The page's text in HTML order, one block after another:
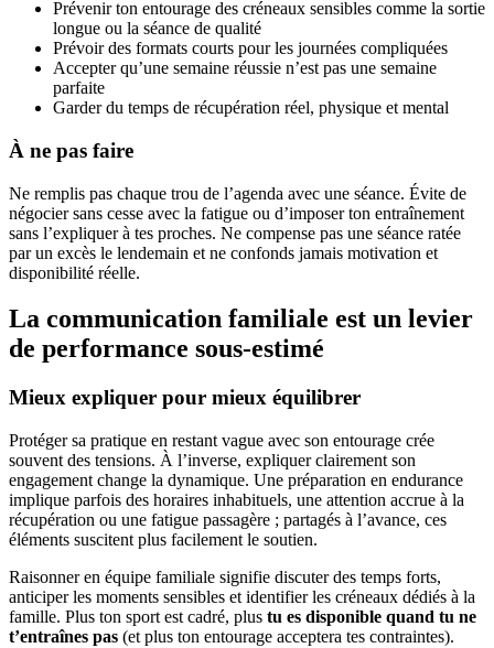
Prévenir ton entourage des créneaux sensibles comme la sortie
longue ou la séance de qualité
Prévoir des formats courts pour les journées compliquées
Accepter qu’une semaine réussie n’est pas une semaine
parfaite
Garder du temps de récupération réel, physique et mental
À ne pas faire
Ne remplis pas chaque trou de l’agenda avec une séance. Évite de
négocier sans cesse avec la fatigue ou d’imposer ton entraînement
sans l’expliquer à tes proches. Ne compense pas une séance ratée
par un excès le lendemain et ne confonds jamais motivation et
disponibilité réelle.
La communication familiale est un levier
de performance sous-estimé
Mieux expliquer pour mieux équilibrer
Protéger sa pratique en restant vague avec son entourage crée
souvent des tensions. À l’inverse, expliquer clairement son
engagement change la dynamique. Une préparation en endurance
implique parfois des horaires inhabituels, une attention accrue à la
récupération ou une fatigue passagère ; partagés à l’avance, ces
éléments suscitent plus facilement le soutien.
Raisonner en équipe familiale signifie discuter des temps forts,
anticiper les moments sensibles et identifier les créneaux dédiés à la
famille. Plus ton sport est cadré, plus tu es disponible quand tu ne
t’entraînes pas (et plus ton entourage acceptera tes contraintes).